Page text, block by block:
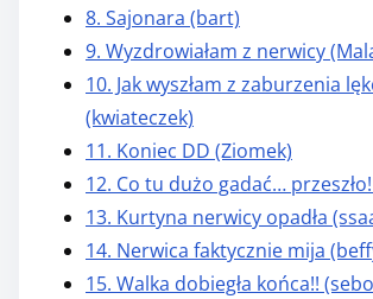
8. Sajonara (bart)
9. Wyzdrowiałam z nerwicy
10. Jak wyszłam z zaburzenia
(kwiateczek)
11. Koniec DD (Ziomek)
12. Co tu dużo gadać…
13. Kurtyna nerwicy opadła
14. Nerwica faktycznie mija
15. Walka dobiegła końca!!